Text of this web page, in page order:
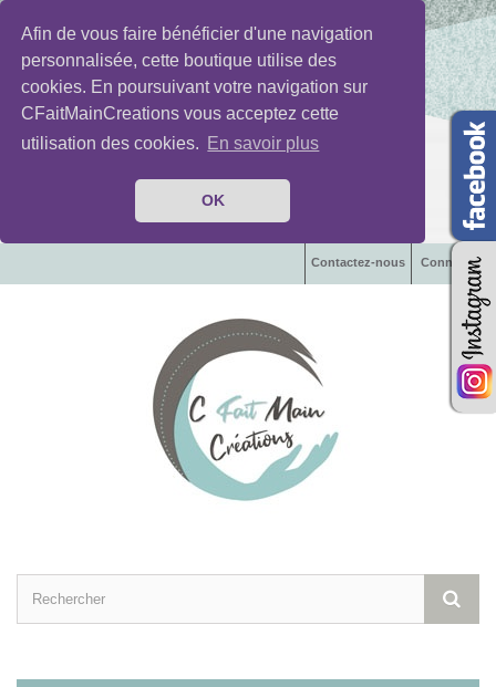
Afin de vous faire bénéficier d'une navigation
personnalisée, cette boutique utilise des
cookies. En poursuivant votre navigation sur
CFaitMainCreations vous acceptez cette
utilisation des cookies.
En savoir plus
OK
Connexion
Contactez-nous